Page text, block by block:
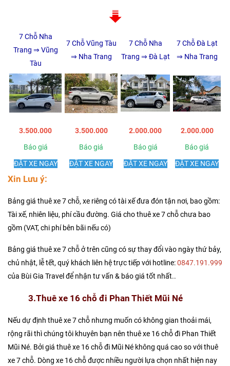
7 Chỗ Nha
Trang ⇒ Vũng
Tàu
7 Chỗ Vũng Tàu
⇒ Nha Trang
7 Chỗ Nha
Trang ⇒ Đà Lạt
7 Chỗ Đà Lạt
⇒ Nha Trang
3.500.000 3.500.000 2.000.000
2.000.000
Báo giá
Báo giá Báo giá
Báo giá
ĐẶT XE NGAY
ĐẶT XE NGAY ĐẶT XE NGAY ĐẶT XE NGAY
Xin Lưu ý:
Bảng giá thuê xe 7 chỗ, xe riêng có tài xế đưa đón tận nơi, bao gồm:
Tài xế, nhiên liệu, phí cầu đường. Giá cho thuê xe 7 chỗ chưa bao
gồm (VAT, chi phí bên bãi nếu có)
Bảng giá thuê xe 7 chỗ ở trên cũng có sự thay đổi vào ngày thứ bảy,
chủ nhật, lễ tết, quý khách liên hệ trực tiếp với hotline:0847.191.999
của Bùi Gia Travel để nhận tư vấn & báo giá tốt nhất..
3.Thuê xe 16 chỗ đi Pha​n Thiết Mũi Né
Nếu dự định thuê xe 7 chỗ nhưng muốn có không gian thoải mái,
rộng rãi thì chúng tôi khuyên bạn nên thuê xe 16 chỗ đi Phan Thiết
Mũi Né. Bởi giá thuê xe 16 chỗ đi Mũi Né không quá cao so với thuê
xe 7 chỗ. Dòng xe 16 chỗ được nhiều người lựa chọn nhất hiện nay